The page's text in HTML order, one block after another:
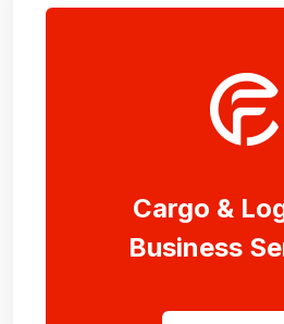
Cargo &
Business